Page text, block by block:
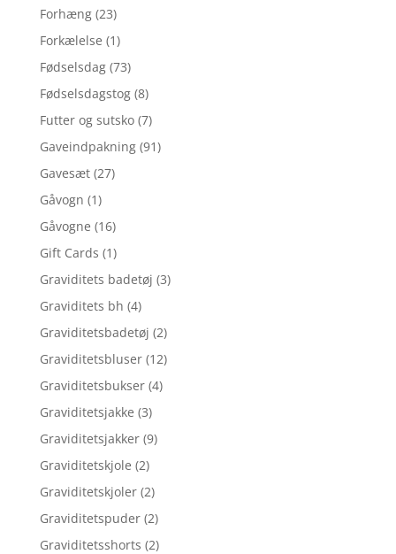
Forhæng (23)
Forkælelse (1)
Fødselsdag (73)
Fødselsdagstog (8)
Futter og sutsko (7)
Gaveindpakning (91)
Gavesæt (27)
Gåvogn (1)
Gåvogne (16)
Gift Cards (1)
Graviditets badetøj (3)
Graviditets bh (4)
Graviditetsbadetøj (2)
Graviditetsbluser (12)
Graviditetsbukser (4)
Graviditetsjakke (3)
Graviditetsjakker (9)
Graviditetskjole (2)
Graviditetskjoler (2)
Graviditetspuder (2)
Graviditetsshorts (2)